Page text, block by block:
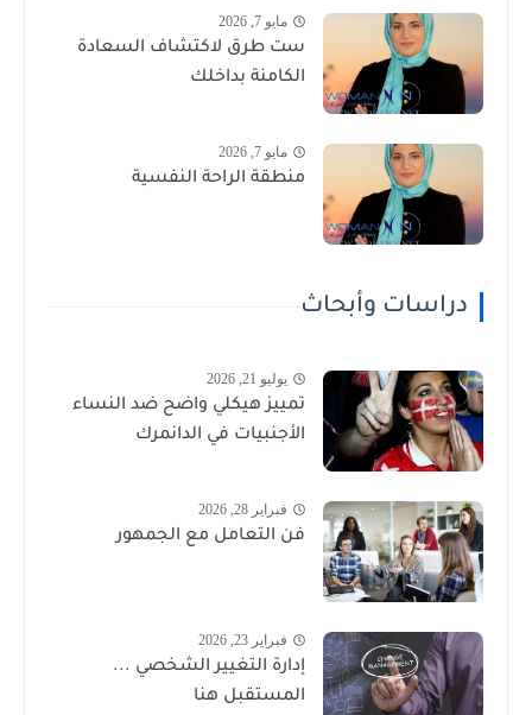
مايو 7, 2026
ست طرق لاكتشاف السعادة
الكامنة بداخلك
مايو 7, 2026
منطقة الراحة النفسية
دراسات وأبحاث
يوليو 21, 2026
تمييز هيكلي واضح ضد النساء
الأجنبيات في الدانمرك
فبراير 28, 2026
فن التعامل مع الجمهور
فبراير 23, 2026
إدارة التغيير الشخصي ...
المستقبل هنا